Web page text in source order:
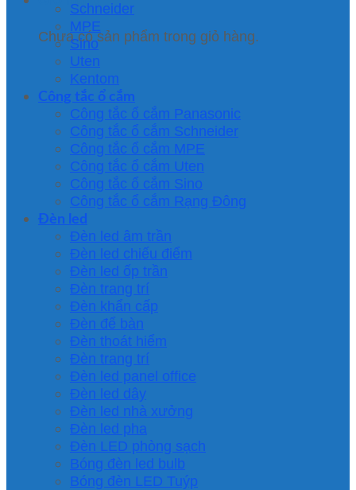
Chưa có sản phẩm trong giỏ hàng.
Schneider
MPE
Sino
Uten
Kentom
Công tắc ổ cắm
Công tắc ổ cắm Panasonic
Công tắc ổ cắm Schneider
Công tắc ổ cắm MPE
Công tắc ổ cắm Uten
Công tắc ổ cắm Sino
Công tắc ổ cắm Rạng Đông
Đèn led
Đèn led âm trần
Đèn led chiếu điểm
Đèn led ốp trần
Đèn trang trí
Đèn khẩn cấp
Đèn để bàn
Đèn thoát hiểm
Đèn trang trí
Đèn led panel office
Đèn led dây
Đèn led nhà xưởng
Đèn led pha
Đèn LED phòng sạch
Bóng đèn led bulb
Bóng đèn LED Tuýp